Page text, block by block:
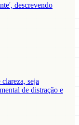
descrevendo
seja
de distração e